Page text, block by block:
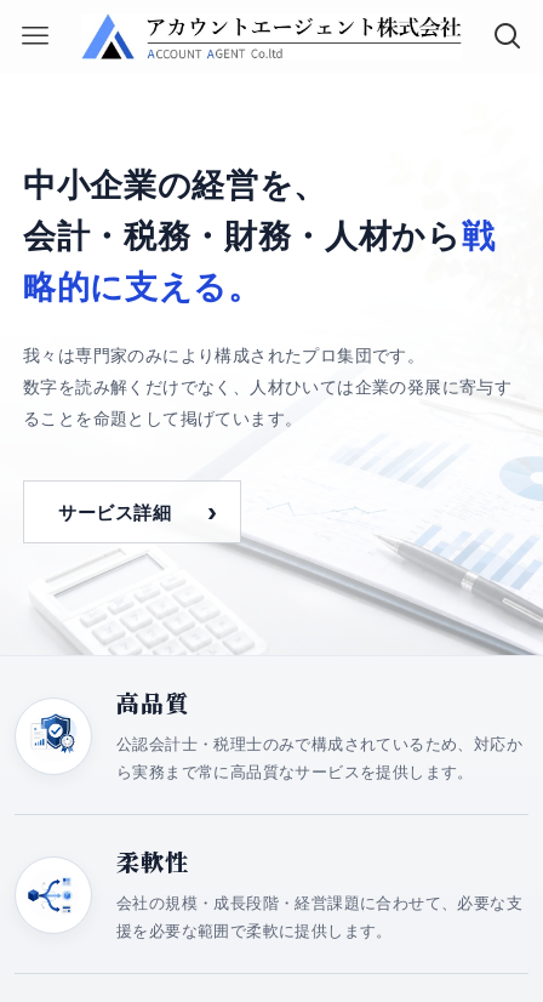
中小企業の経営を、
会計・税務・財務・人材から戦
略的に支える。
我々は専門家のみにより構成されたプロ集団です。
数字を読み解くだけでなく、人材ひいては企業の発展に寄与す
ることを命題として掲げています。
サービス詳細
高品質
公認会計士・税理士のみで構成されているため、対応か
ら実務まで常に高品質なサービスを提供します。
柔軟性
会社の規模・成長段階・経営課題に合わせて、必要な支
援を必要な範囲で柔軟に提供します。